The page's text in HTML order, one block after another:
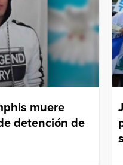
muere
detención de